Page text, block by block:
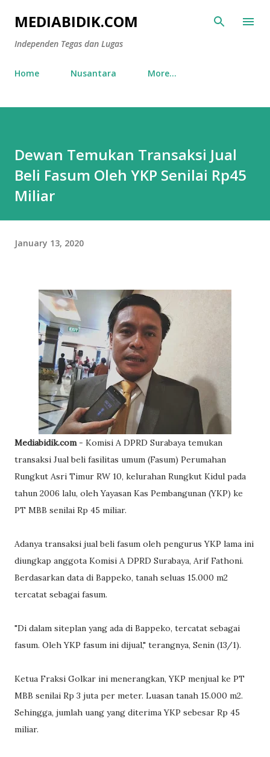
Skip to main content
MEDIABIDIK.COM
Independen Tegas dan Lugas
Home Nusantara More…
Dewan Temukan Transaksi Jual
Beli Fasum Oleh YKP Senilai Rp45
Miliar
January 13, 2020
Mediabidik.com - Komisi A DPRD Surabaya temukan
transaksi Jual beli fasilitas umum (Fasum) Perumahan
Rungkut Asri Timur RW 10, kelurahan Rungkut Kidul pada
tahun 2006 lalu, oleh Yayasan Kas Pembangunan (YKP) ke
PT MBB senilai Rp 45 miliar.
Adanya transaksi jual beli fasum oleh pengurus YKP lama ini
diungkap anggota Komisi A DPRD Surabaya, Arif Fathoni.
Berdasarkan data di Bappeko, tanah seluas 15.000 m2
tercatat sebagai fasum.
"Di dalam siteplan yang ada di Bappeko, tercatat sebagai
fasum. Oleh YKP fasum ini dijual," terangnya, Senin (13/1).
Ketua Fraksi Golkar ini menerangkan, YKP menjual ke PT
MBB senilai Rp 3 juta per meter. Luasan tanah 15.000 m2.
Sehingga, jumlah uang yang diterima YKP sebesar Rp 45
miliar.